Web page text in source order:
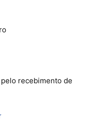
recebimento de